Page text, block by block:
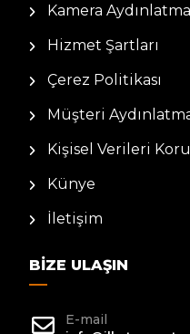
Kamera
Hizmet Şartları
Çerez Politikası
Müşteri
Kişisel Verileri
Künye
İletişim
BIZE ULAŞIN
E-mail